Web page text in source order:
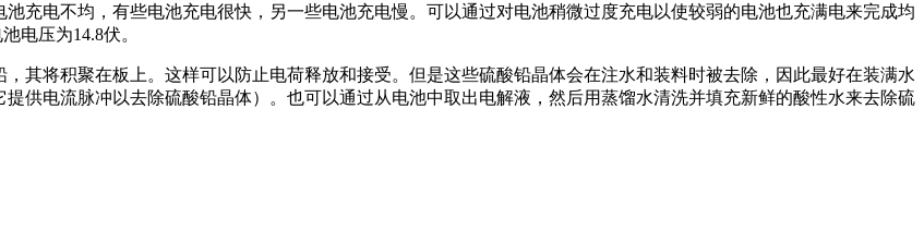
电不均，有些电池充电很快，另一些电池充电慢。可以通过对电池稍微过度充电以使较弱的电池也充满电来完成均
电压为14.8伏。
将积聚在板上。这样可以防止电荷释放和接受。但是这些硫酸铅晶体会在注水和装料时被去除，因此最好在装满水
供电流脉冲以去除硫酸铅晶体）。也可以通过从电池中取出电解液，然后用蒸馏水清洗并填充新鲜的酸性水来去除硫